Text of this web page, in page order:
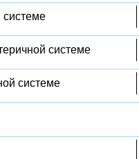
системе
системе
системе